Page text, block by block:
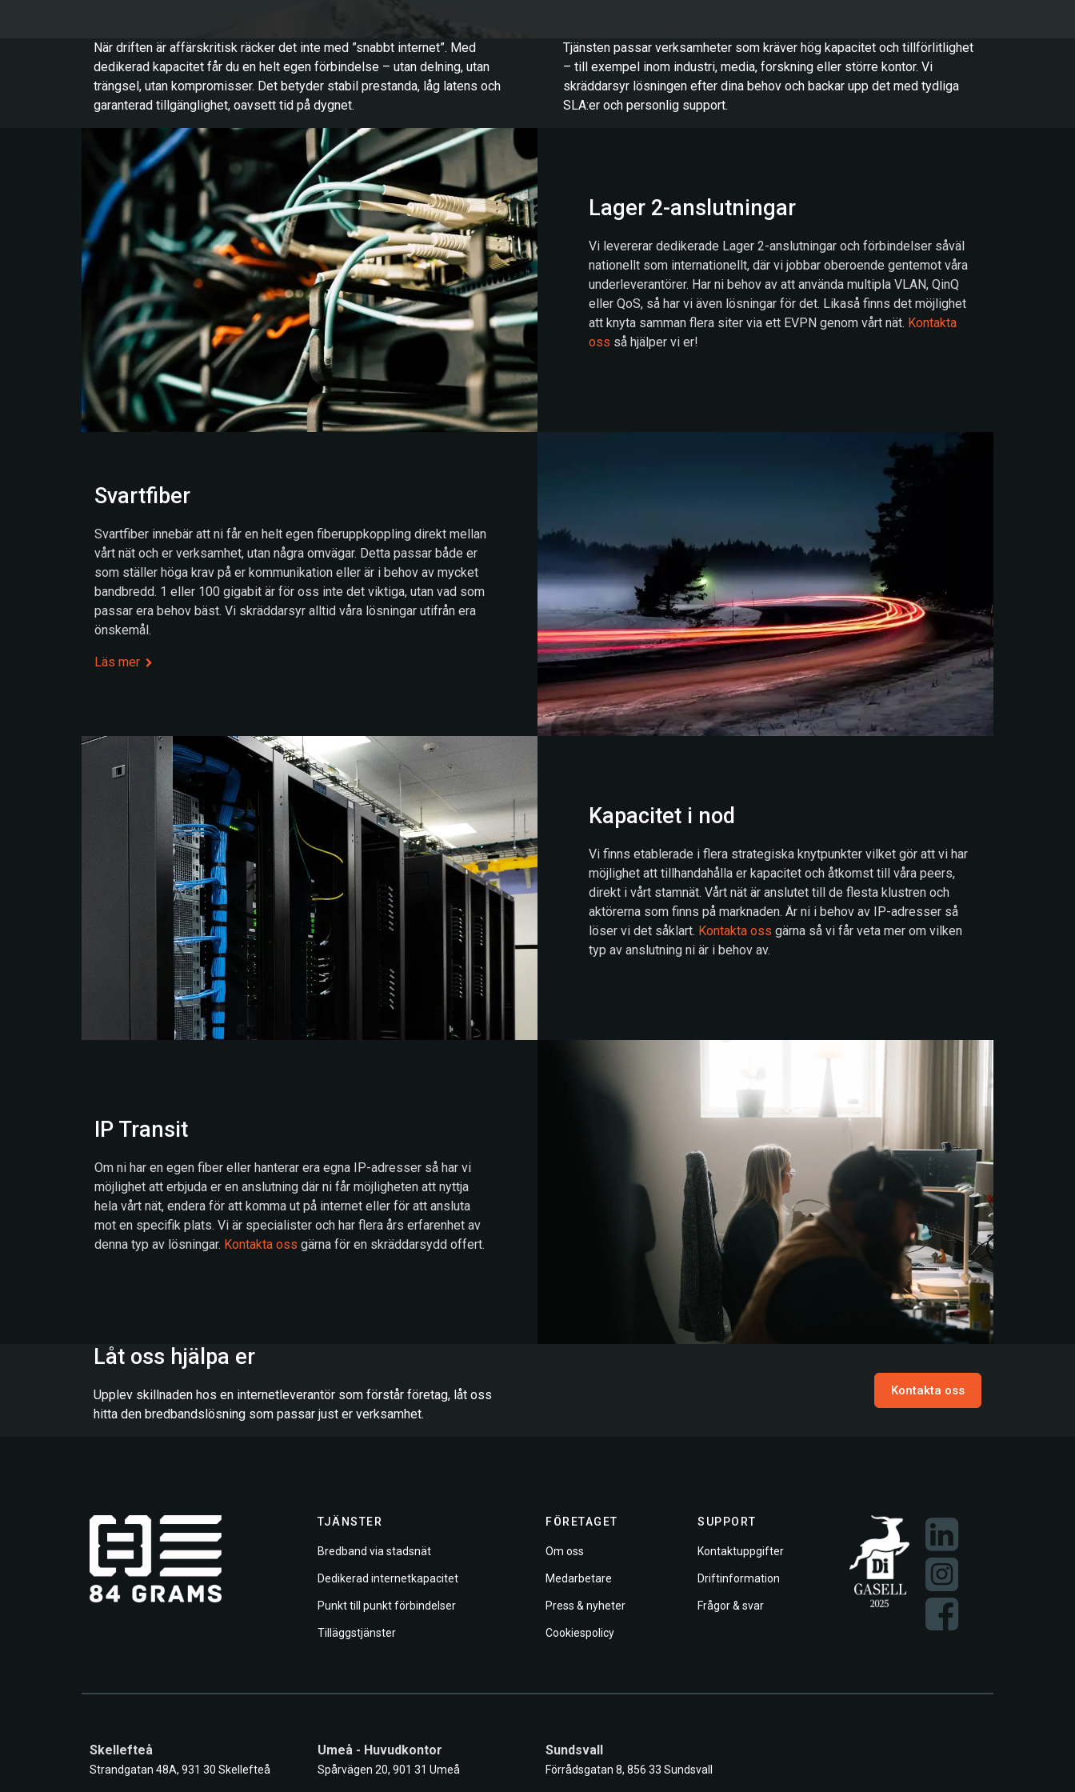
När driften är affärskritisk räcker det inte med ”snabbt internet”. Med
dedikerad kapacitet får du en helt egen förbindelse – utan delning, utan
trängsel, utan kompromisser. Det betyder stabil prestanda, låg latens och
garanterad tillgänglighet, oavsett tid på dygnet.
Tjänsten passar verksamheter som kräver hög kapacitet och tillförlitlighet
– till exempel inom industri, media, forskning eller större kontor. Vi
skräddarsyr lösningen efter dina behov och backar upp det med tydliga
SLA:er och personlig support.
Lager 2-anslutningar
Vi levererar dedikerade Lager 2-anslutningar och förbindelser såväl
nationellt som internationellt, där vi jobbar oberoende gentemot våra
underleverantörer. Har ni behov av att använda multipla VLAN, QinQ
eller QoS, så har vi även lösningar för det. Likaså finns det möjlighet
att knyta samman flera siter via ett EVPN genom vårt nät. Kontakta
oss så hjälper vi er!
Svartfiber
Svartfiber innebär att ni får en helt egen fiberuppkoppling direkt mellan
vårt nät och er verksamhet, utan några omvägar. Detta passar både er
som ställer höga krav på er kommunikation eller är i behov av mycket
bandbredd. 1 eller 100 gigabit är för oss inte det viktiga, utan vad som
passar era behov bäst. Vi skräddarsyr alltid våra lösningar utifrån era
önskemål.
Läs mer
Kapacitet i nod
Vi finns etablerade i flera strategiska knytpunkter vilket gör att vi har
möjlighet att tillhandahålla er kapacitet och åtkomst till våra peers,
direkt i vårt stamnät. Vårt nät är anslutet till de flesta klustren och
aktörerna som finns på marknaden. Är ni i behov av IP-adresser så
löser vi det såklart. Kontakta oss gärna så vi får veta mer om vilken
typ av anslutning ni är i behov av.
IP Transit
Om ni har en egen fiber eller hanterar era egna IP-adresser så har vi
möjlighet att erbjuda er en anslutning där ni får möjligheten att nyttja
hela vårt nät, endera för att komma ut på internet eller för att ansluta
mot en specifik plats. Vi är specialister och har flera års erfarenhet av
denna typ av lösningar. Kontakta oss gärna för en skräddarsydd offert.
Låt oss hjälpa er
Upplev skillnaden hos en internetleverantör som förstår företag, låt oss
hitta den bredbandslösning som passar just er verksamhet.
Kontakta oss
TJÄNSTER
Bredband via stadsnät
Dedikerad internetkapacitet
Punkt till punkt förbindelser
Tilläggstjänster
FÖRETAGET
Om oss
Medarbetare
Press & nyheter
Cookiespolicy
SUPPORT
Kontaktuppgifter
Driftinformation
Frågor & svar
Skellefteå
Strandgatan 48A, 931 30 Skellefteå
Umeå - Huvudkontor
Spårvägen 20, 901 31 Umeå
Sundsvall
Förrådsgatan 8, 856 33 Sundsvall